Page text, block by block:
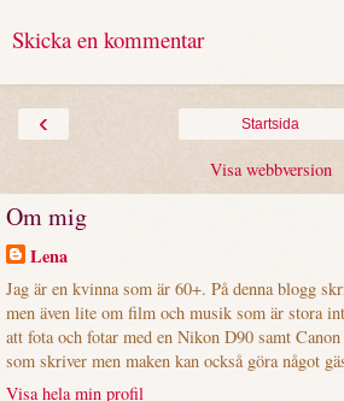
Skicka en kommentar
‹ Startsida
Visa webbversion
Om mig
Lena
Jag är en kvinna som är 60+. På denna blogg
men även lite om film och musik som är stora
att fota och fotar med en Nikon D90 samt
som skriver men maken kan också göra något
Visa hela min profil